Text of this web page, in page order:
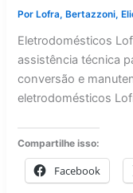
Por Lofra, Bertazzoni,
Eletrodomésticos
assistência técnica
conversão e
eletrodomésticos
Compartilhe isso:
Facebook